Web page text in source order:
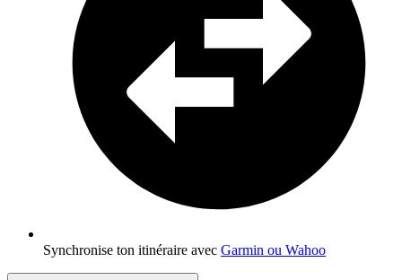
Synchronise ton itinéraire avec Garmin ou Wahoo